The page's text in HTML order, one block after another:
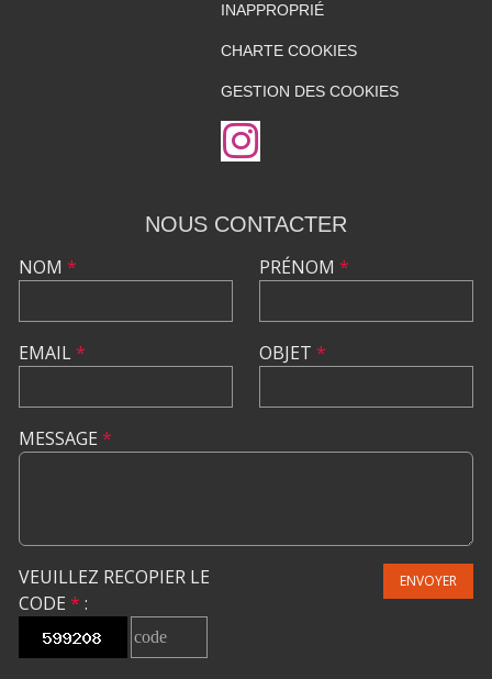
INAPPROPRIÉ
CHARTE COOKIES
GESTION DES COOKIES
NOUS CONTACTER
NOM *
EMAIL*
PRÉNOM *
OBJET *
MESSAGE *
VEUILLEZ RECOPIER LE
CODE * :
ENVOYER